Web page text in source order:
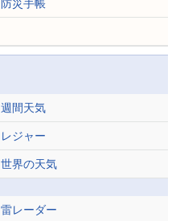
防災手帳
週間天気
レジャー
世界の天気
雷レーダー